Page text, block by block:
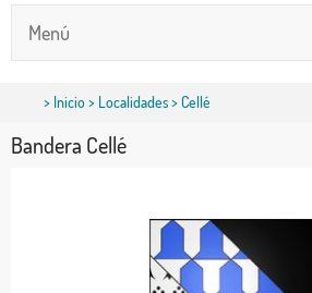
Menú
> Inicio> Localidades> Cellé
Bandera Cellé